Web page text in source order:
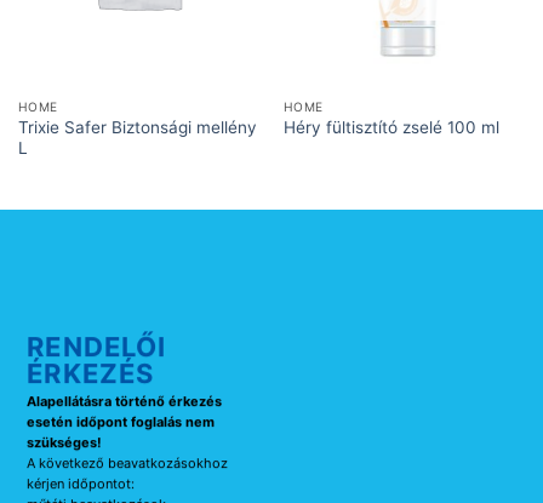
HOME
Trixie Safer Biztonsági mellény
L
HOME
Héry fültisztító zselé 100 ml
RENDELŐI
ÉRKEZÉS
Alapellátásra történő érkezés
esetén időpont foglalás nem
szükséges!
A következő beavatkozásokhoz
kérjen időpontot: